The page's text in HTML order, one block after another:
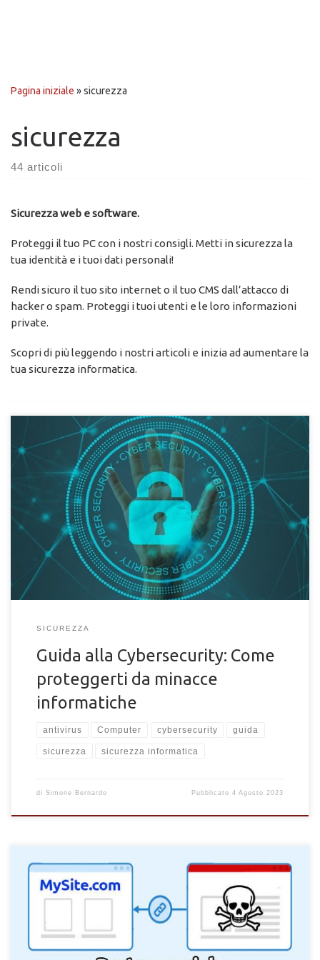
Pagina iniziale »sicurezza
sicurezza
44 articoli
Sicurezza web e software.
Proteggi il tuo PC con i nostri consigli. Metti in sicurezza la
tua identità e i tuoi dati personali!
Rendi sicuro il tuo sito internet o il tuo CMS dall’attacco di
hacker o spam. Proteggi i tuoi utenti e le loro informazioni
private.
Scopri di più leggendo i nostri articoli e inizia ad aumentare la
tua sicurezza informatica.
Guida sulla cybersecurity. Sei pronto a proteggere il tuo
computer dalle minacce informatiche? Scopri tutto sulla
cybersecurity
SICUREZZA
Guida alla Cybersecurity: Come
proteggerti da minacce
informatiche
antivirus Computer cybersecurity guida
sicurezza sicurezza informatica
di Simone Bernardo Pubblicato4 Agosto 2023
Come proteggere un sito dagli hotlink. Metodi per mettere al
sicuro un sito web dagli hotlink non autorizzati sui file e
immagini